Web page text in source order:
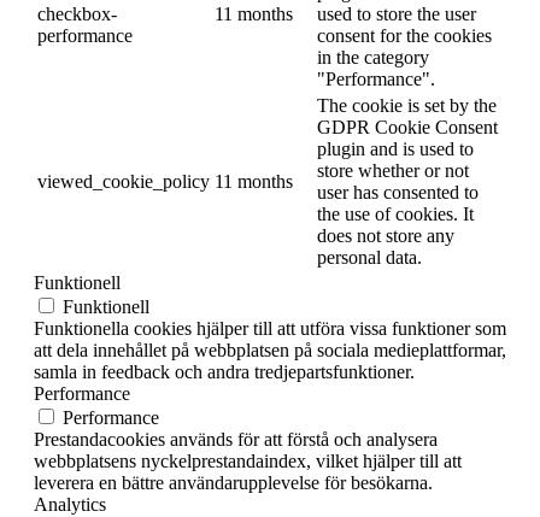
checkbox-
performance
11 months
used to store the user
consent for the cookies
in the category
"Performance".
viewed_cookie_policy 11 months
The cookie is set by the
GDPR Cookie Consent
plugin and is used to
store whether or not
user has consented to
the use of cookies. It
does not store any
personal data.
Funktionell
Funktionell
Funktionella cookies hjälper till att utföra vissa funktioner som
att dela innehållet på webbplatsen på sociala medieplattformar,
samla in feedback och andra tredjepartsfunktioner.
Performance
Performance
Prestandacookies används för att förstå och analysera
webbplatsens nyckelprestandaindex, vilket hjälper till att
leverera en bättre användarupplevelse för besökarna.
Analytics